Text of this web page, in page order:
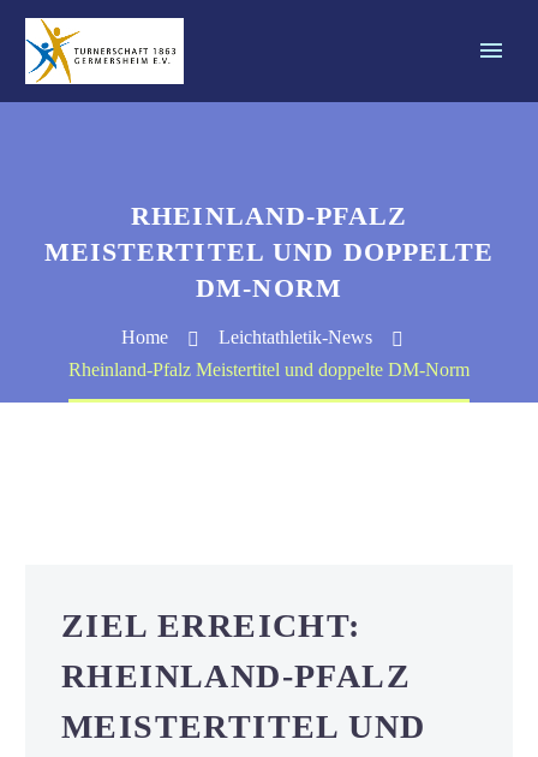
RHEINLAND-PFALZ
MEISTERTITEL UND DOPPELTE
DM-NORM
Home
Leichtathletik-News
Rheinland-Pfalz Meistertitel und doppelte DM-Norm
ZIEL ERREICHT:
RHEINLAND-PFALZ
MEISTERTITEL UND